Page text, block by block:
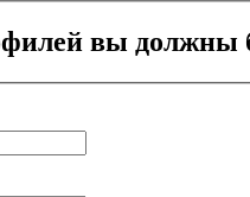
вы должны